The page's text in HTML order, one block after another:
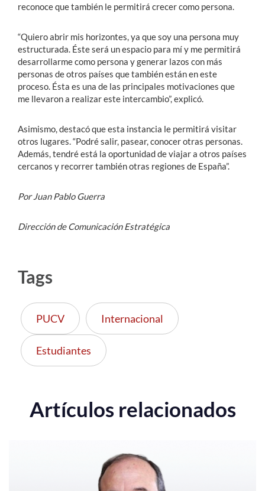
reconoce que también le permitirá crecer como persona.
“Quiero abrir mis horizontes, ya que soy una persona muy
estructurada. Éste será un espacio para mí y me permitirá
desarrollarme como persona y generar lazos con más
personas de otros países que también están en este
proceso. Ésta es una de las principales motivaciones que
me llevaron a realizar este intercambio”, explicó.
Asimismo, destacó que esta instancia le permitirá visitar
otros lugares. “Podré salir, pasear, conocer otras personas.
Además, tendré está la oportunidad de viajar a otros países
cercanos y recorrer también otras regiones de España”.
Por Juan Pablo Guerra
Dirección de Comunicación Estratégica
Tags
PUCV Internacional
Estudiantes
Artículos relacionados